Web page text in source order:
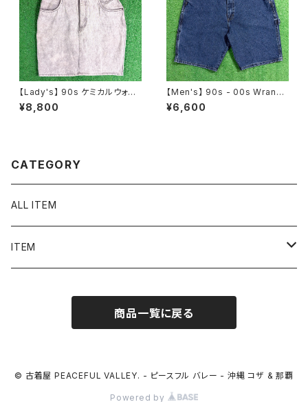
【Lady's】 90s ケミカルウォッ
シュ デニム ミニ スカート / 90
年代 古着 レディース N1586
¥8,800
【Men's】 90s - 00s Wrangl
er デニム ペインター ハーフパ
ンツ / 90年代 ラングラー ハー
¥6,600
CATEGORY
ALL ITEM
ITEM
シャツ／ブラウス
半袖シャツ / ブラウス
タンクトップ
商品一覧に戻る
© 古着屋 PEACEFUL VALLEY. - ピースフル バレー - 沖縄 コザ & 那覇
Powered by